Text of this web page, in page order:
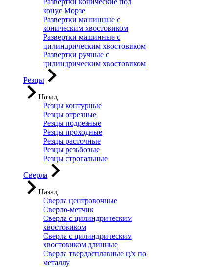
Развертки конические под
конус Морзе
Развертки машинные с
коническим хвостовиком
Развертки машинные с
цилиндрическим хвостовиком
Развертки ручные с
цилиндрическим хвостовиком
Резцы
Назад
Резцы контурные
Резцы отрезные
Резцы подрезные
Резцы проходные
Резцы расточные
Резцы резьбовые
Резцы строгальные
Сверла
Назад
Сверла центровочные
Сверло-метчик
Сверла с цилиндрическим
хвостовиком
Сверла с цилиндрическим
хвостовиком длинные
Сверла твердосплавные ц/х по
металлу